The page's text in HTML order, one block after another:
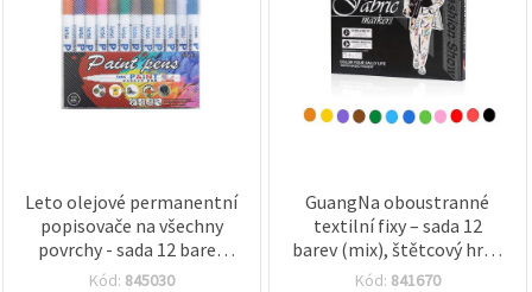
Leto olejové permanentní
popisovače na všechny
povrchy - sada 12 barev
(mix)
Kód: 845030
GuangNa oboustranné
textilní fixy – sada 12
barev (mix), štětcový hrot
1–5 mm a tenký liner 1
Kód: 841670